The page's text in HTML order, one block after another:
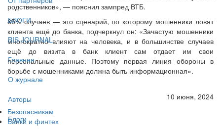
БЛОГИ
BIS JOURNAL
Главная
О журнале
Авторы
Блоги
родственников», — пояснил зампред ВТБ.
85% случаев — это сценарий, по которому мошенники ловят
клиента ещё до банка, подчеркнул он: «Зачастую мошенники
многократно влияют на человека, и в большинстве случаев
ещё до визита в банк клиент сам отдает им свои
персональные данные. Поэтому первая линия обороны в
борьбе с мошенниками должна быть информационная».
10 июня, 2024
Безопасникам
Банки и финтех